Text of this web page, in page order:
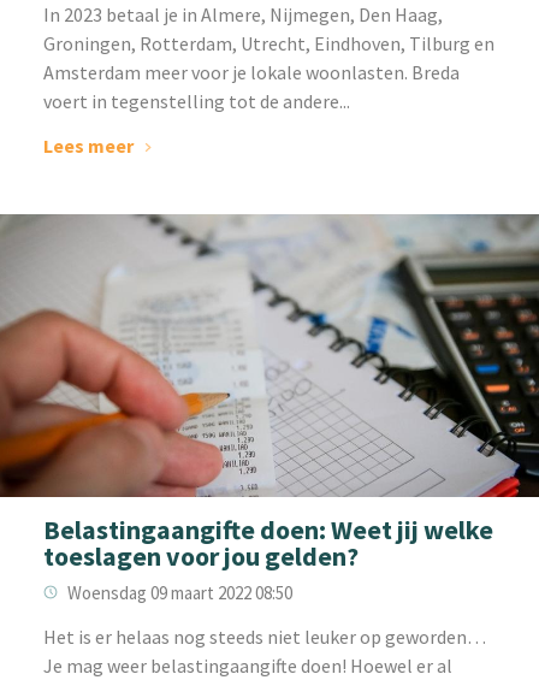
‌‌In 2023 betaal je in Almere, Nijmegen, Den Haag,
Groningen, Rotterdam, Utrecht, Eindhoven, Tilburg en
Amsterdam meer voor je lokale woonlasten. Breda
voert in tegenstelling tot de andere...
Lees meer
Belastingaangifte doen: Weet jij welke
toeslagen voor jou gelden?
Woensdag 09 maart 2022 08:50
‌Het is er helaas nog steeds niet leuker op geworden…
Je mag weer belastingaangifte doen! Hoewel er al